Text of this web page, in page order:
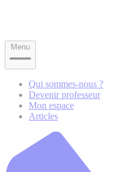
Menu
Qui sommes-nous ?
Devenir professeur
Mon espace
Articles